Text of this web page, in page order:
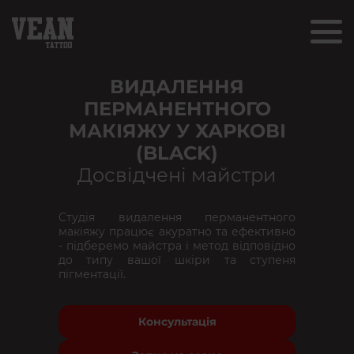
ВИДАЛЕННЯ
ПЕРМАНЕНТНОГО
МАКІЯЖУ У ХАРКОВІ
(BLACK)
Досвідчені майстри
Студія видалення перманентного
макіяжу працює акуратно та ефективно
- підберемо майстра і метод відповідно
до типу вашої шкіри та ступеня
пігментації.
Консультація